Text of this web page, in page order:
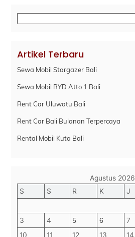
Cari
Artikel Terbaru
Sewa Mobil Stargazer Bali
Sewa Mobil BYD Atto 1 Bali
Rent Car Uluwatu Bali
Rent Car Bali Bulanan Terpercaya
Rental Mobil Kuta Bali
Agustus 2026
S
S R K J
3
4 5 6 7
10
11 12 13 14